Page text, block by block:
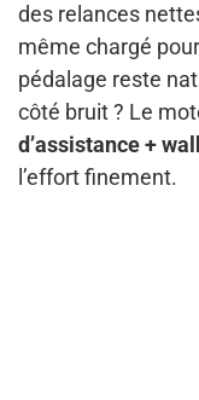
des relances
même chargé
pédalage reste
côté bruit ? Le
d’assistance +
l’effort finement.